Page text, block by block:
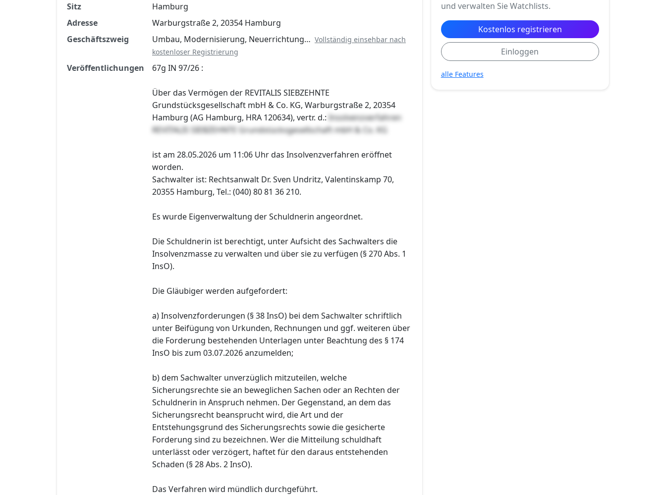
Finanzkennzahlen nach kostenloser Registrierung verfügbar
Jetzt kostenlos registrieren
Sitz
Hamburg
Adresse
Warburgstraße 2, 20354 Hamburg
Geschäftszweig
Umbau, Modernisierung, Neuerrichtung… Vollständig einsehbar nach
kostenloser Registrierung
Veröffentlichungen 67g IN 97/26 :
Über das Vermögen der REVITALIS SIEBZEHNTE
Grundstücksgesellschaft mbH & Co. KG, Warburgstraße 2, 20354
Hamburg (AG Hamburg, HRA 120634), vertr. d.: Insolvenzverfahren
REVITALIS SIEBZEHNTE Grundstücksgesellschaft mbH & Co. KG
ist am 28.05.2026 um 11:06 Uhr das Insolvenzverfahren eröffnet
worden.
Sachwalter ist: Rechtsanwalt Dr. Sven Undritz, Valentinskamp 70,
20355 Hamburg, Tel.: (040) 80 81 36 210.
Es wurde Eigenverwaltung der Schuldnerin angeordnet.
Die Schuldnerin ist berechtigt, unter Aufsicht des Sachwalters die
Insolvenzmasse zu verwalten und über sie zu verfügen (§ 270 Abs. 1
InsO).
Die Gläubiger werden aufgefordert:
a) Insolvenzforderungen (§ 38 InsO) bei dem Sachwalter schriftlich
unter Beifügung von Urkunden, Rechnungen und ggf. weiteren über
die Forderung bestehenden Unterlagen unter Beachtung des § 174
InsO bis zum 03.07.2026 anzumelden;
b) dem Sachwalter unverzüglich mitzuteilen, welche
Sicherungsrechte sie an beweglichen Sachen oder an Rechten der
Schuldnerin in Anspruch nehmen. Der Gegenstand, an dem das
Sicherungsrecht beansprucht wird, die Art und der
Entstehungsgrund des Sicherungsrechts sowie die gesicherte
Forderung sind zu bezeichnen. Wer die Mitteilung schuldhaft
unterlässt oder verzögert, haftet für den daraus entstehenden
Schaden (§ 28 Abs. 2 InsO).
Das Verfahren wird mündlich durchgeführt.
und verwalten Sie Watchlists.
Kostenlos registrieren
Einloggen
alle Features